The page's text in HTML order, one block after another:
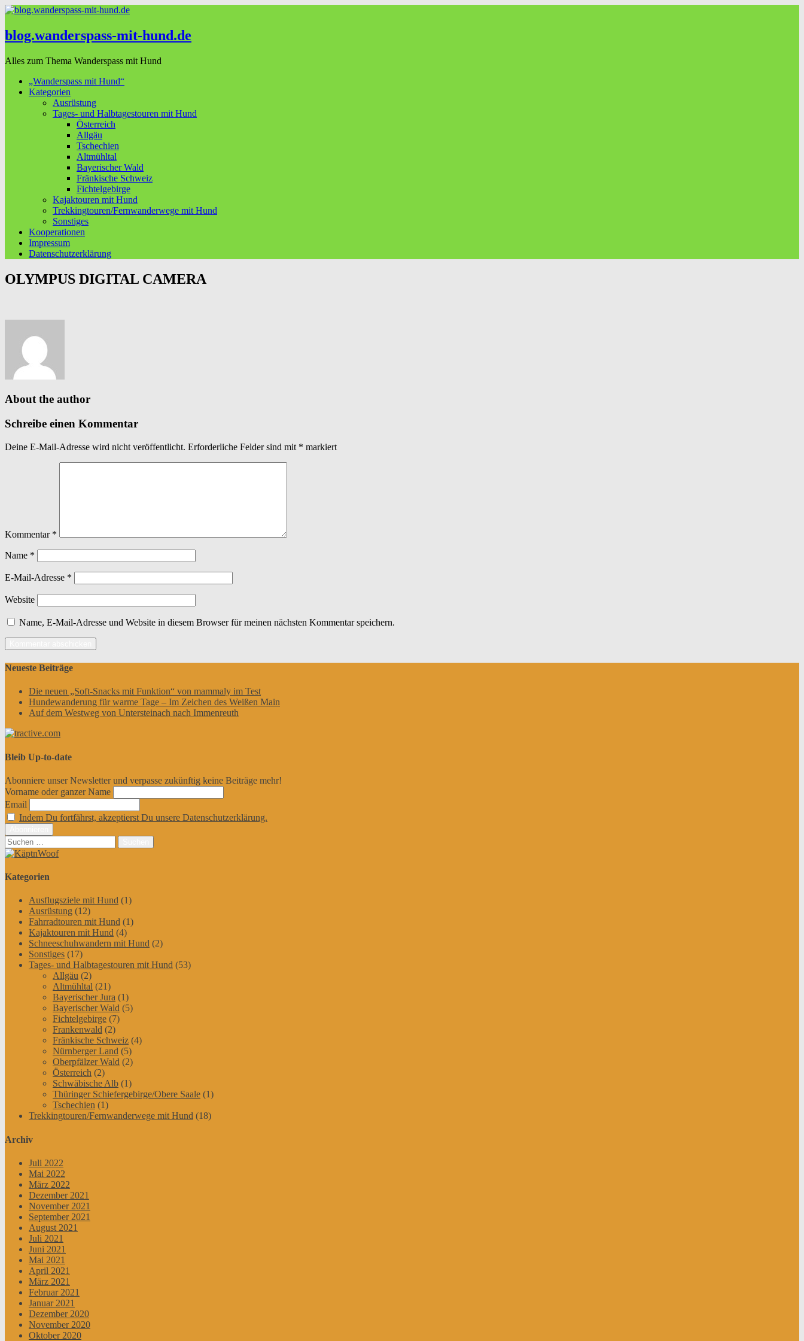
blog.wanderspass-mit-hund.de
Alles zum Thema Wanderspass mit Hund
„Wanderspass mit Hund“
Kategorien
Ausrüstung
Tages- und Halbtagestouren mit Hund
Österreich
Allgäu
Tschechien
Altmühltal
Bayerischer Wald
Fränkische Schweiz
Fichtelgebirge
Kajaktouren mit Hund
Trekkingtouren/Fernwanderwege mit Hund
Sonstiges
Kooperationen
Impressum
Datenschutzerklärung
OLYMPUS DIGITAL CAMERA
About the author
Schreibe einen Kommentar
Deine E-Mail-Adresse wird nicht veröffentlicht. Erforderliche Felder sind mit * markiert
Kommentar *
Name *
E-Mail-Adresse *
Website
Name, E-Mail-Adresse und Website in diesem Browser für meinen nächsten Kommentar speichern.
Neueste Beiträge
Die neuen „Soft-Snacks mit Funktion“ von mammaly im Test
Hundewanderung für warme Tage – Im Zeichen des Weißen Main
Auf dem Westweg von Untersteinach nach Immenreuth
Bleib Up-to-date
Abonniere unser Newsletter und verpasse zukünftig keine Beiträge mehr!
Vorname oder ganzer Name
Email
Indem Du fortfährst, akzeptierst Du unsere Datenschutzerklärung.
Suchen
nach:
Kategorien
Ausflugsziele mit Hund (1)
Ausrüstung (12)
Fahrradtouren mit Hund (1)
Kajaktouren mit Hund (4)
Schneeschuhwandern mit Hund (2)
Sonstiges (17)
Tages- und Halbtagestouren mit Hund (53)
Allgäu (2)
Altmühltal (21)
Bayerischer Jura (1)
Bayerischer Wald (5)
Fichtelgebirge (7)
Frankenwald (2)
Fränkische Schweiz (4)
Nürnberger Land (5)
Oberpfälzer Wald (2)
Österreich (2)
Schwäbische Alb (1)
Thüringer Schiefergebirge/Obere Saale (1)
Tschechien (1)
Trekkingtouren/Fernwanderwege mit Hund (18)
Archiv
Juli 2022
Mai 2022
März 2022
Dezember 2021
November 2021
September 2021
August 2021
Juli 2021
Juni 2021
Mai 2021
April 2021
März 2021
Februar 2021
Januar 2021
Dezember 2020
November 2020
Oktober 2020